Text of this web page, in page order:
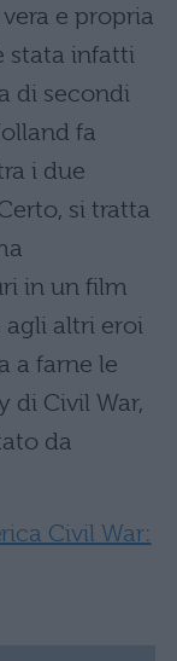
e propria
stata infatti
di secondi
fa
i due
si tratta
in un film
agli altri eroi
a farne le
di Civil War,
da
Civil War: